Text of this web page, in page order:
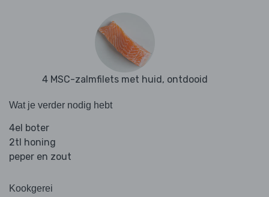
4 MSC-zalmfilets met huid, ontdooid
Wat je verder nodig hebt
4el boter
2tl honing
peper en zout
Kookgerei